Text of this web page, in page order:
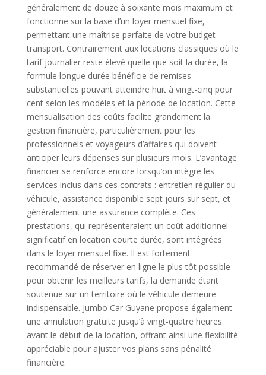
généralement de douze à soixante mois maximum et
fonctionne sur la base d’un loyer mensuel fixe,
permettant une maîtrise parfaite de votre budget
transport. Contrairement aux locations classiques où le
tarif journalier reste élevé quelle que soit la durée, la
formule longue durée bénéficie de remises
substantielles pouvant atteindre huit à vingt-cinq pour
cent selon les modèles et la période de location. Cette
mensualisation des coûts facilite grandement la
gestion financière, particulièrement pour les
professionnels et voyageurs d’affaires qui doivent
anticiper leurs dépenses sur plusieurs mois. L’avantage
financier se renforce encore lorsqu’on intègre les
services inclus dans ces contrats : entretien régulier du
véhicule, assistance disponible sept jours sur sept, et
généralement une assurance complète. Ces
prestations, qui représenteraient un coût additionnel
significatif en location courte durée, sont intégrées
dans le loyer mensuel fixe. Il est fortement
recommandé de réserver en ligne le plus tôt possible
pour obtenir les meilleurs tarifs, la demande étant
soutenue sur un territoire où le véhicule demeure
indispensable. Jumbo Car Guyane propose également
une annulation gratuite jusqu’à vingt-quatre heures
avant le début de la location, offrant ainsi une flexibilité
appréciable pour ajuster vos plans sans pénalité
financière.